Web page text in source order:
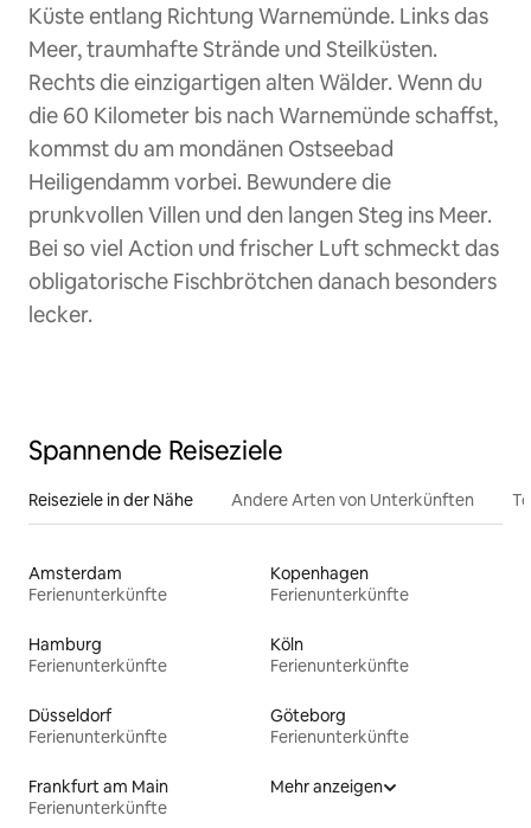
Küste entlang Richtung Warnemünde. Links das
Meer, traumhafte Strände und Steilküsten.
Rechts die einzigartigen alten Wälder. Wenn du
die 60 Kilometer bis nach Warnemünde schaffst,
kommst du am mondänen Ostseebad
Heiligendamm vorbei. Bewundere die
prunkvollen Villen und den langen Steg ins Meer.
Bei so viel Action und frischer Luft schmeckt das
obligatorische Fischbrötchen danach besonders
lecker.
Spannende Reiseziele
Reiseziele in der Nähe Andere Arten von Unterkünften
Amsterdam
Ferienunterkünfte
Kopenhagen
Ferienunterkünfte
Hamburg
Ferienunterkünfte
Köln
Ferienunterkünfte
Düsseldorf
Ferienunterkünfte
Göteborg
Ferienunterkünfte
Frankfurt am Main
Ferienunterkünfte
Mehr anzeigen